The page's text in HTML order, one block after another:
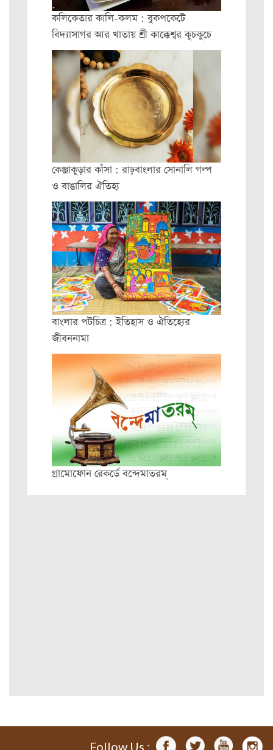
কলিকেতার কালি-কলম : বুকপকেটে
বিদ্যাসাগর আর খাতায় শ্রী কাক্কেশ্বর কুচকুচে
কেঞ্জাকুড়ার কাঁসা : রাঢ়বাংলার সোনালি গল্প
ও বাঙালির ঐতিহ্য
বাংলার পটচিত্র : ইতিহাস ও ঐতিহ্যের
জীবননামা
গ্রামোফোন রেকর্ডে বন্দেমাতরম্
Follow Us :